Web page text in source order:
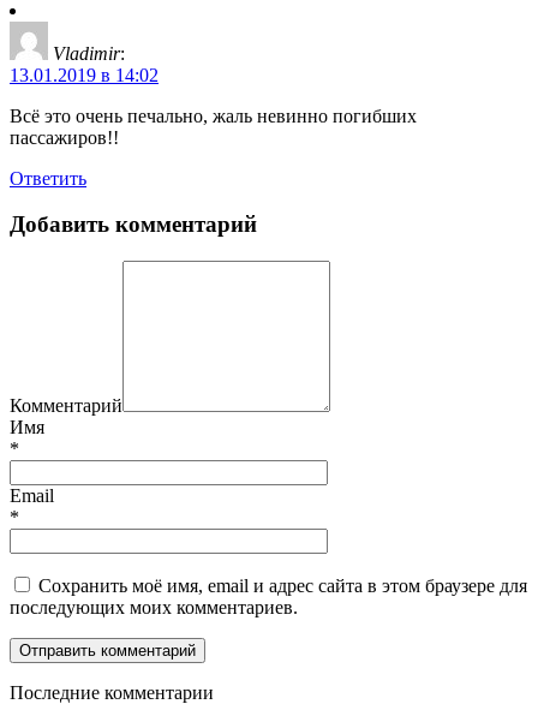
Vladimir:
13.01.2019 в 14:02
Всё это очень печально, жаль невинно погибших
пассажиров!!
Ответить
Добавить комментарий
Комментарий
Имя
*
Email
*
Сохранить моё имя, email и адрес сайта в этом браузере для
последующих моих комментариев.
Последние комментарии